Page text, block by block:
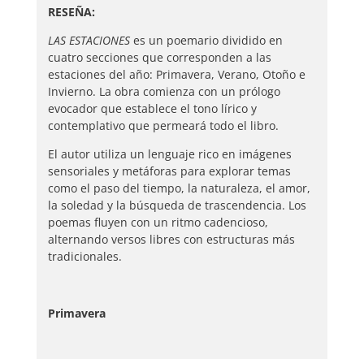
RESEÑA:
LAS ESTACIONESes un poemario dividido en
cuatro secciones que corresponden a las
estaciones del año: Primavera, Verano, Otoño e
Invierno. La obra comienza con un prólogo
evocador que establece el tono lírico y
contemplativo que permeará todo el libro.
El autor utiliza un lenguaje rico en imágenes
sensoriales y metáforas para explorar temas
como el paso del tiempo, la naturaleza, el amor,
la soledad y la búsqueda de trascendencia. Los
poemas fluyen con un ritmo cadencioso,
alternando versos libres con estructuras más
tradicionales.
Primavera